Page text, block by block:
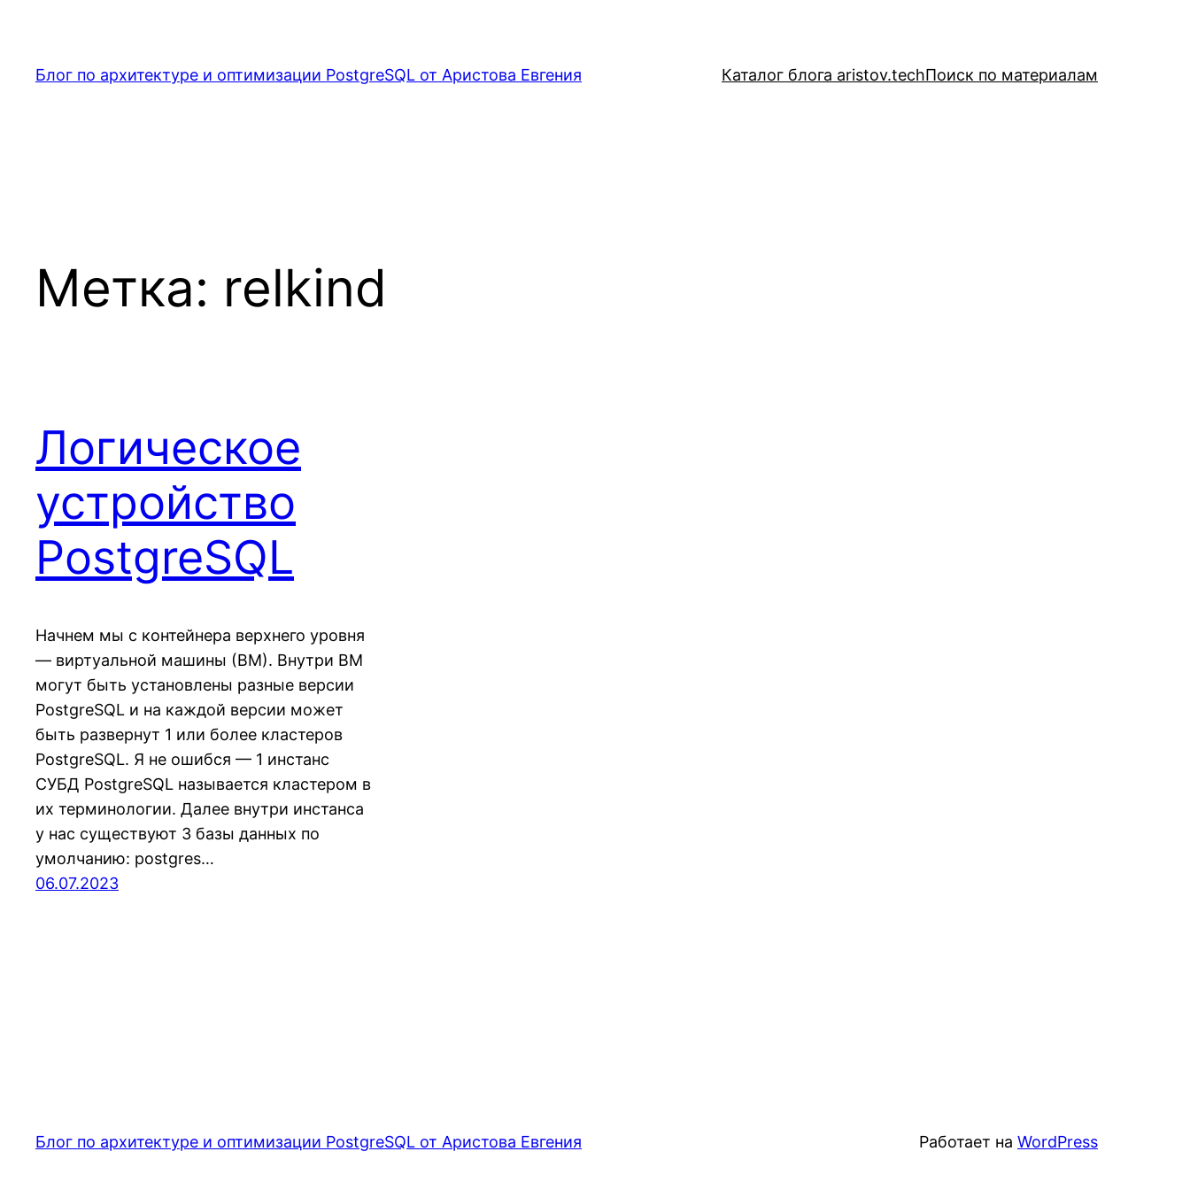
содержимому
Блог по архитектуре и оптимизации PostgreSQL от Аристова Евгения Каталог блога aristov.techПоиск по материалам
Метка: relkind
Логическое
устройство
PostgreSQL
Начнем мы с контейнера верхнего уровня
— виртуальной машины (ВМ). Внутри ВМ
могут быть установлены разные версии
PostgreSQL и на каждой версии может
быть развернут 1 или более кластеров
PostgreSQL. Я не ошибся — 1 инстанс
СУБД PostgreSQL называется кластером в
их терминологии. Далее внутри инстанса
у нас существуют 3 базы данных по
умолчанию: postgres…
06.07.2023
Блог по архитектуре и оптимизации PostgreSQL от Аристова Евгения Работает на WordPress